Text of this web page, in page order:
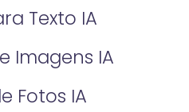
Texto IA
Imagens IA
Fotos IA